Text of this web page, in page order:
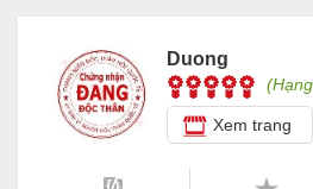
Duong
Xem trang